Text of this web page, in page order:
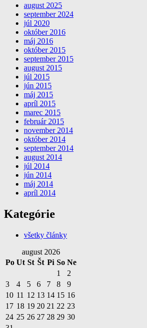
august 2025
september 2024
júl 2020
október 2016
máj 2016
október 2015
september 2015
august 2015
júl 2015
jún 2015
máj 2015
apríl 2015
marec 2015
február 2015
november 2014
október 2014
september 2014
august 2014
júl 2014
jún 2014
máj 2014
apríl 2014
Kategórie
všetky články
august 2026
Po Ut St Št Pi So Ne
1
2
3
4 5 6 7 8
9
10 11 12 13 14 15 16
17 18 19 20 21 22 23
24 25 26 27 28 29 30